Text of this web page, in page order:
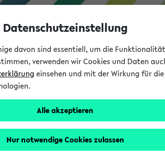
bis WiSe 16/17)
Datenschutzeinstellung
davon sind essentiell, um die
verwenden wir Cookies und Daten
einsehen und mit der Wirkung für
Alle akzeptieren
Nur notwendige Cookies zulassen